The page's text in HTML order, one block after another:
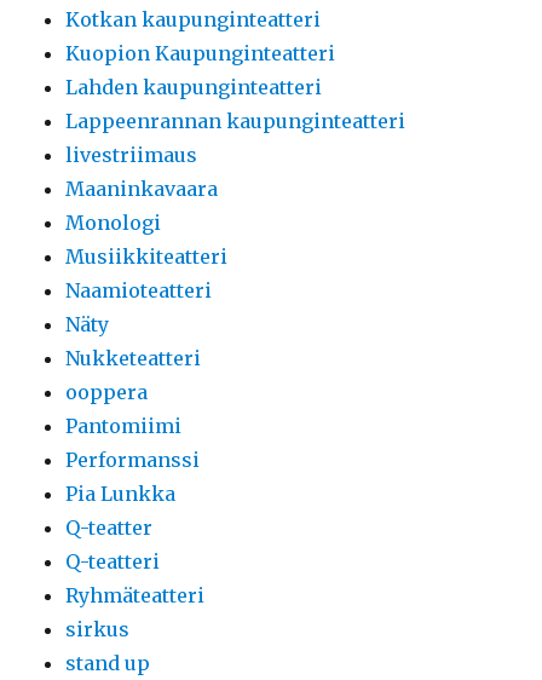
Kotkan kaupunginteatteri
Kuopion Kaupunginteatteri
Lahden kaupunginteatteri
Lappeenrannan kaupunginteatteri
livestriimaus
Maaninkavaara
Monologi
Musiikkiteatteri
Naamioteatteri
Näty
Nukketeatteri
ooppera
Pantomiimi
Performanssi
Pia Lunkka
Q-teatter
Q-teatteri
Ryhmäteatteri
sirkus
stand up